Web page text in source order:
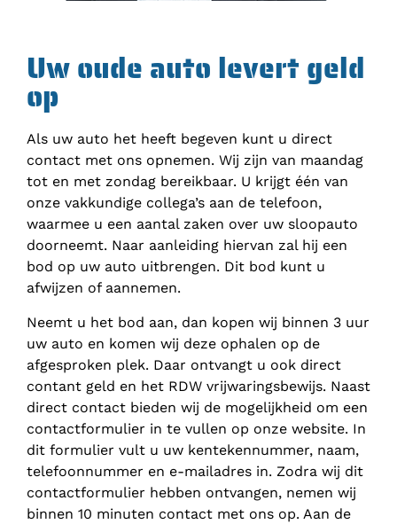
Uw oude auto levert geld
op
Als uw auto het heeft begeven kunt u direct
contact met ons opnemen. Wij zijn van maandag
tot en met zondag bereikbaar. U krijgt één van
onze vakkundige collega’s aan de telefoon,
waarmee u een aantal zaken over uw sloopauto
doorneemt. Naar aanleiding hiervan zal hij een
bod op uw auto uitbrengen. Dit bod kunt u
afwijzen of aannemen.
Neemt u het bod aan, dan kopen wij binnen 3 uur
uw auto en komen wij deze ophalen op de
afgesproken plek. Daar ontvangt u ook direct
contant geld en het RDW vrijwaringsbewijs. Naast
direct contact bieden wij de mogelijkheid om een
contactformulier in te vullen op onze website. In
dit formulier vult u uw kentekennummer, naam,
telefoonnummer en e-mailadres in. Zodra wij dit
contactformulier hebben ontvangen, nemen wij
binnen 10 minuten contact met ons op. Aan de